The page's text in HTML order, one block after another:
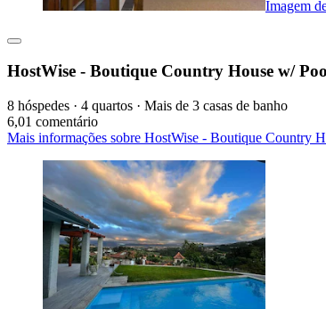
Imagem
HostWise - Boutique Country House w/
8 hóspedes · 4 quartos · Mais de 3 casas de banho
6,01 comentário
Mais informações sobre HostWise - Boutique Country